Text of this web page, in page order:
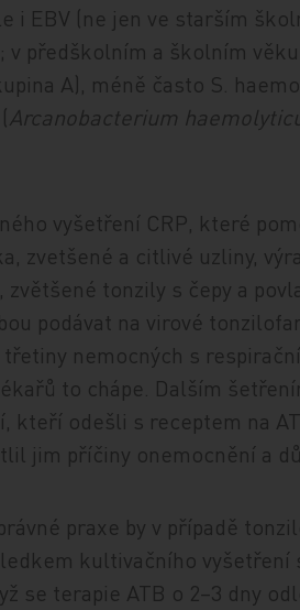
i EBV (ne jen ve starším
v předškolním a školním
A), méně často S.
Arcanobacterium
vyšetření CRP, které
zvetšené a citlivé uzliny,
zvětšené tonzily s čepy a
podávat na virové
třetiny nemocných s
to chápe. Dalším
kteří odešli s receptem na
jim příčiny onemocnění a
praxe by v případě
kultivačního
se terapie ATB o 2–3 dny